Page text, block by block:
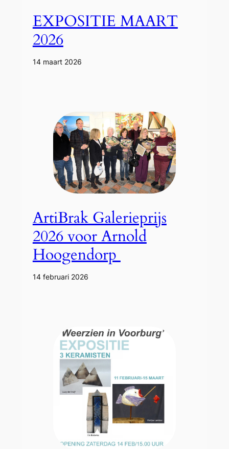
EXPOSITIE MAART
2026
14 maart 2026
ArtiBrak Galerieprijs
2026 voor Arnold
Hoogendorp
14 februari 2026